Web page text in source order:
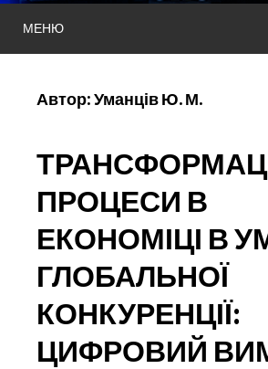
МЕНЮ
Автор:Уманців Ю. М.
ПРОЦЕСИ В
ЕКОНОМІЦІ В
ГЛОБАЛЬНОЇ
КОНКУРЕНЦІЇ:
ЦИФРОВИЙ